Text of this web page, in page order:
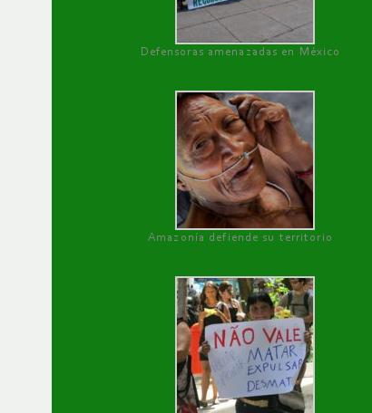
Defensoras amenazadas en México
Amazonía defiende su territorio